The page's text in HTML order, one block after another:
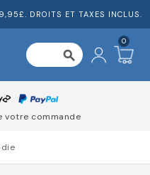
DROITS ET TAXES INCLUS.
search
0
votre commande